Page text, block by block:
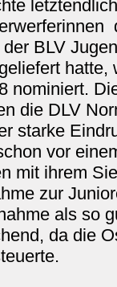
BLV
hatte,
nominiert.
die DLV
starke
vor
mit ihrem
zur
als so
da die